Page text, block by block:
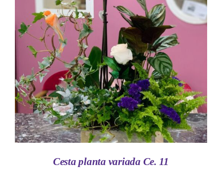
AÑADIR AL CARRITO
/
DETALLES
Cesta planta variada Ce. 11